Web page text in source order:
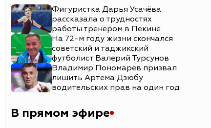
Фигуристка Дарья Усачёва
рассказала о трудностях
работы тренером в Пекине
На 72-м году жизни скончался
советский и таджикский
футболист Валерий Турсунов
Владимир Пономарев призвал
лишить Артема Дзюбу
водительских прав на один год
В прямом эфире